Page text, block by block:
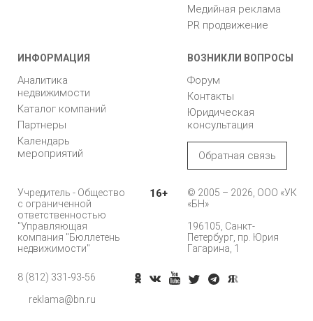
Медийная реклама
PR продвижение
ИНФОРМАЦИЯ
Аналитика
недвижимости
Каталог компаний
Партнеры
Календарь
мероприятий
ВОЗНИКЛИ ВОПРОСЫ
Форум
Контакты
Юридическая
консультация
Обратная связь
Учредитель - Общество
с ограниченной
ответственностью
"Управляющая
компания "Бюллетень
недвижимости"
16+
© 2005 – 2026, ООО «УК
«БН»
196105, Санкт-
Петербург, пр. Юрия
Гагарина, 1
8 (812) 331-93-56
reklama@bn.ru